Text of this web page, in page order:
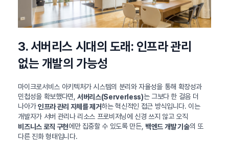
3. 서버리스 시대의 도래: 인프라 관리
없는 개발의 가능성
마이크로서비스 아키텍처가 시스템의 분리와 자율성을 통해 확장성과
민첩성을 확보했다면,서버리스(Serverless)는 그보다 한 걸음 더
나아가인프라 관리 자체를 제거하는 혁신적인 접근 방식입니다. 이는
개발자가 서버 관리나 리소스 프로비저닝에 신경 쓰지 않고 오직
비즈니스 로직 구현에만 집중할 수 있도록 만든, 백엔드 개발 기술의 또
다른 진화 형태입니다.